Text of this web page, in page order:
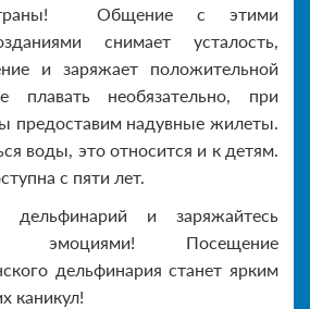
страны! Общение с этими
снимает усталость,
и заряжает положительной
плавать необязательно, при
предоставим надувные жилеты.
воды, это относится и к детям.
с пяти лет.
дельфинарий и заряжайтесь
эмоциями! Посещение
дельфинария станет ярким
каникул!